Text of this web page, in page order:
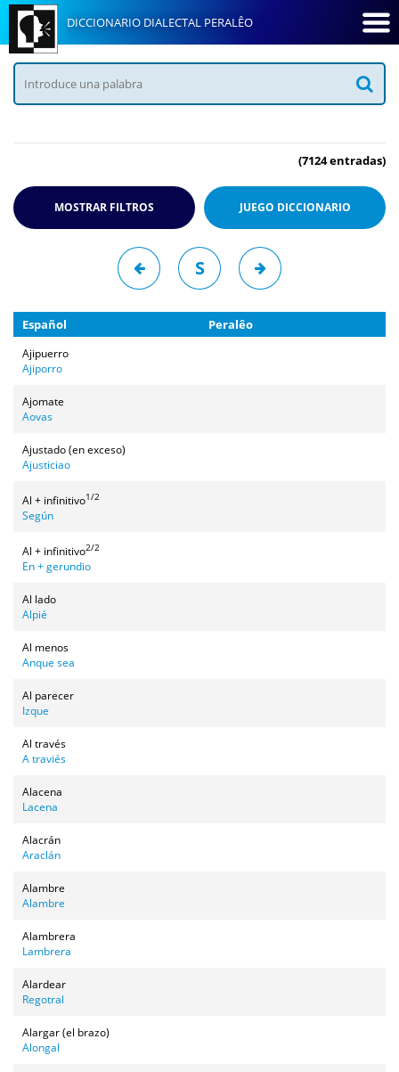
DICCIONARIO DIALECTAL PERALÊO
(7124 entradas)
MOSTRAR FILTROS JUEGO DICCIONARIO
S
Español Peralêo
Ajipuerro
Ajiporro
Ajomate
Aovas
Ajustado (en exceso)
Ajusticiao
Al + infinitivo1/2
Según
Al + infinitivo2/2
En + gerundio
Al lado
Alpié
Al menos
Anque sea
Al parecer
Izque
Al través
A traviés
Alacena
Lacena
Alacrán
Araclán
Alambre
Alambre
Alambrera
Lambrera
Alardear
Regotral
Alargar (el brazo)
Alongal